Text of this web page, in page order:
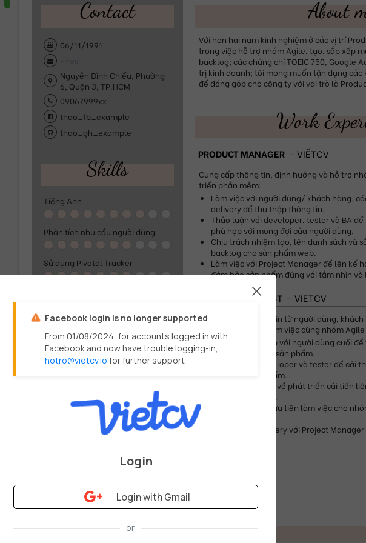
Facebook login is no longer supported
From 01/08/2024, for accounts logged in with
Facebook and now have trouble logging-in,
hotro@vietcv.io for further support
Login
Login with Gmail
Contact
06/11/1991
Nguyễn Đình Chiểu, Phường
6, Quận 3, TP.HCM
09067999xx
thao_fb_example
thao_gh_example
Skills
Tiếng Anh
Phân tích nhu cầu người dùng
Sử dụng Pivotal Tracker
Certificates
AdWords căn bản
Quảng cáo tìm kiếm
About
Với hơn hai năm kinh nghiệm ở các vị trí
trong việc hỗ trợ nhóm Agile, tạo, sắp xếp
backlog; các chứng chỉ TOEIC 750, Google
trị kinh doanh; tôi mong muốn tận dụng các
để đóng góp cho công ty với vai trò là
Work
PRODUCT MANAGER VIẾTCV
Cung cấp thông tin, định hướng và hỗ trợ
triển phần mềm:
Làm việc với người dùng/ khách hàng,
delivery để thu thập thông tin.
Thảo luận với developer, tester và BA
phù hợp với mong đợi của người dùng.
Chịu trách nhiệm tạo, lên danh sách và
backlog cho sản phẩm web.
Làm việc với Project Manager để lên kế
đảm bảo sản phẩm đúng với tầm nhìn và
BUSINESS ANALYST VIETCV
Dựa trên các thông tin từ người dùng,
hành phân tích và làm việc cùng nhóm
Làm việc trực tiếp với người dùng cuối
khăn khi sử dụng sản phẩm.
Phối hợp với developer và tester để cải
năng của sản phẩm.
Chịu trách nhiệm về phát triển cải tiến
Sắp xếp mức độ ưu tiên làm việc cho
Báo cáo KPI Delivery với Project Manager